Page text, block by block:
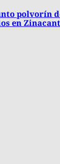
polvorín
en